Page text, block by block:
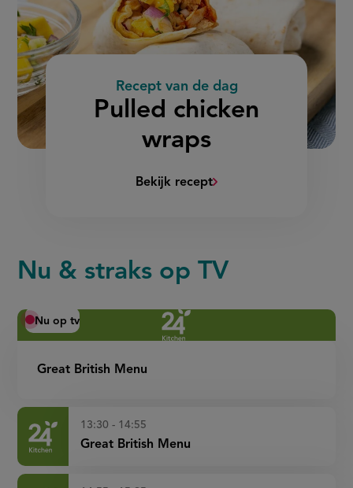
Recept van de dag
:
Pulled chicken
wraps
Bekijk recept(Pulled
Nu & straks op TV
Great British Menu
Nu op tv
13:30 - 14:55
Great British Menu